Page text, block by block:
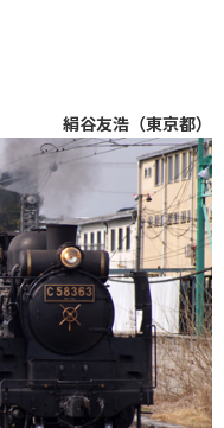
絹谷友浩（東京都）